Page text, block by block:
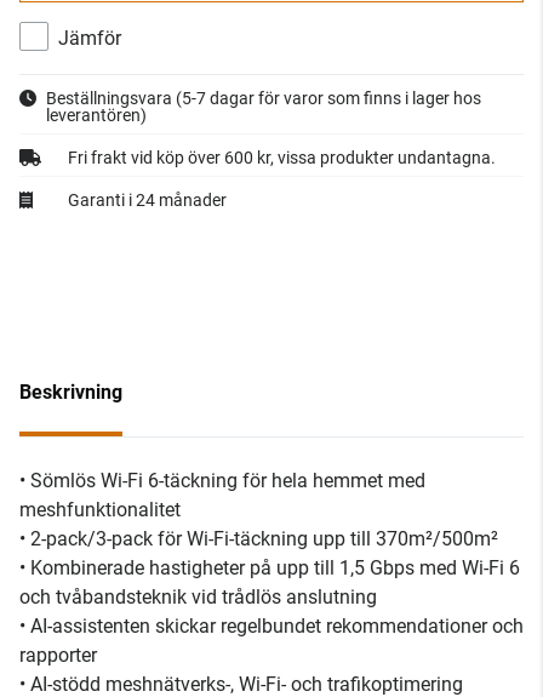
Jämför
Beställningsvara (5-7 dagar för varor som finns i lager hos
leverantören)
Fri frakt vid köp över 600 kr, vissa produkter undantagna.
Garanti i 24 månader
Beskrivning
• Sömlös Wi-Fi 6-täckning för hela hemmet med
meshfunktionalitet
• 2-pack/3-pack för Wi-Fi-täckning upp till 370m²/500m²
• Kombinerade hastigheter på upp till 1,5 Gbps med Wi-Fi 6
och tvåbandsteknik vid trådlös anslutning
• AI-assistenten skickar regelbundet rekommendationer och
rapporter
• AI-stödd meshnätverks-, Wi-Fi- och trafikoptimering